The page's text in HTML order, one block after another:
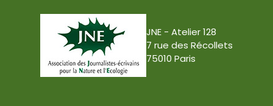
JNE - Atelier 128
7 rue des Récollets
75010 Paris